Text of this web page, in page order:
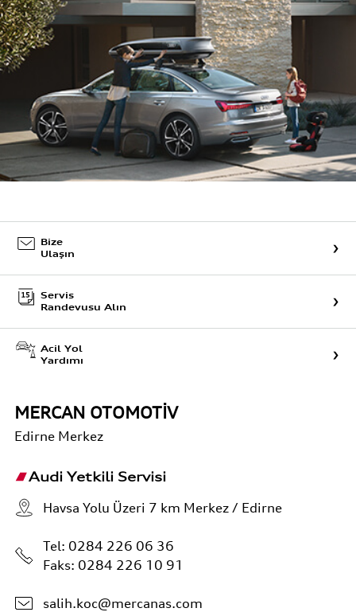
Bize
Ulaşın
Servis
Randevusu Alın
Acil Yol
Yardımı
MERCAN OTOMOTİV
Edirne Merkez
Audi Yetkili Servisi
Havsa Yolu Üzeri 7 km Merkez / Edirne
Tel: 0284 226 06 36
Faks: 0284 226 10 91
salih.koc@mercanas.com